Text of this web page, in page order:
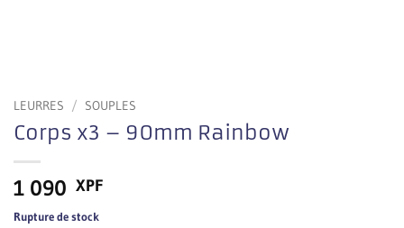
LEURRES / SOUPLES
Corps x3 – 90mm Rainbow
1 090 XPF
Rupture de stock